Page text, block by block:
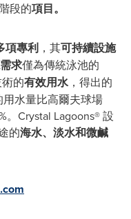
段的項目。
項專利 ，其可持續設施
求僅為傳統泳池的
的有效用水 ，得出的
水量比高爾夫球場
Crystal Lagoons® 設
的海水、淡水和微鹹